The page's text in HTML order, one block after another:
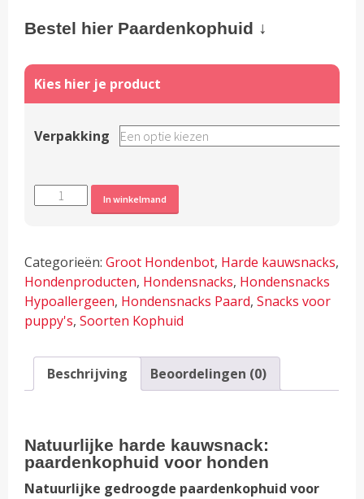
Bestel hier Paardenkophuid ↓
Verpakking
Harde
kauwsnack
A-
kwaliteit
aantal
In winkelmand
Categorieën:Groot Hondenbot, Harde kauwsnacks,
Hondenproducten, Hondensnacks, Hondensnacks
Hypoallergeen, Hondensnacks Paard,Snacks voor
puppy's,Soorten Kophuid
Beschrijving Beoordelingen (0)
Natuurlijke harde kauwsnack:
paardenkophuid voor honden
Natuurlijke gedroogde paardenkophuid voor